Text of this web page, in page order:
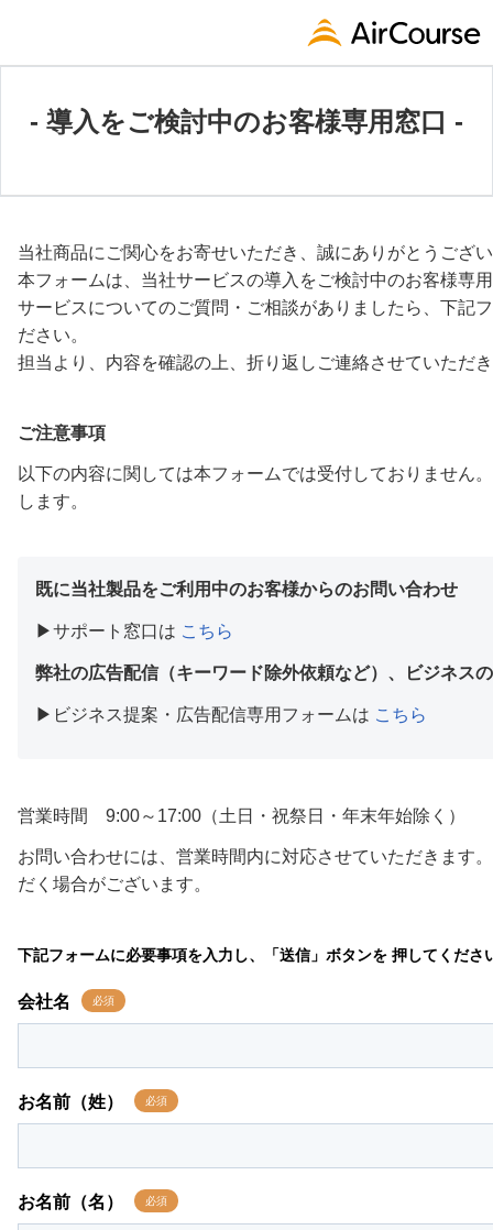
- 導入をご検討中のお客様専用窓口 -
当社商品にご関心をお寄せいただき、誠にありがとうござ
本フォームは、当社サービスの導入をご検討中のお客様専
サービスについてのご質問・ご相談がありましたら、下記
ださい。
担当より、内容を確認の上、折り返しご連絡させていただ
ご注意事項
以下の内容に関しては本フォームでは受付しておりません
します。
既に当社製品をご利用中のお客様からのお問い合わせ
▶︎サポート窓口は こちら
弊社の広告配信（キーワード除外依頼など）、ビジネス
▶︎ビジネス提案・広告配信専用フォームは こちら
営業時間 9:00～17:00（土日・祝祭日・年末年始除く）
お問い合わせには、営業時間内に対応させていただきます
だく場合がございます。